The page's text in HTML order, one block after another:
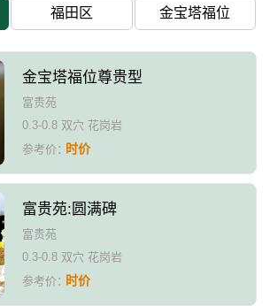
福田区 金宝塔福位
金宝塔福位尊贵型
富贵苑
0.3-0.8 双穴 花岗岩
参考价：时价
富贵苑:圆满碑
富贵苑
0.3-0.8 双穴 花岗岩
参考价：时价